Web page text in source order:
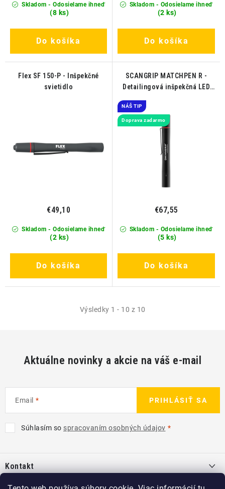
Skladom - Odosielame ihneď
(8 ks)
Do košíka
Skladom - Odosielame ihneď
(2 ks)
Do košíka
Flex SF 150-P - Inšpekčné
svietidlo
Skladom - Odosielame ihneď
(2 ks)
€49,10
Do košíka
SCANGRIP MATCHPEN R -
Detailingová inšpekčná LED
NÁŠ TIP
Doprava zadarmo
Skladom - Odosielame ihneď
(5 ks)
€67,55
Do košíka
Výsledky 1 - 10 z 10
Aktuálne novinky a akcie na váš e-mail
Email
Súhlasím so spracovaním osobných údajov
PRIHLÁSIŤ SA
pKontakt
info@ kcshop.sk